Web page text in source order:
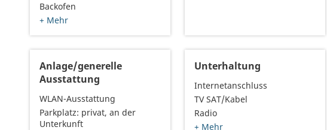
Backofen
+ Mehr
Anlage/generelle
Ausstattung
WLAN-Ausstattung
Parkplatz: privat, an der
Unterkunft
Unterhaltung
Internetanschluss
TV SAT/Kabel
Radio
+ Mehr